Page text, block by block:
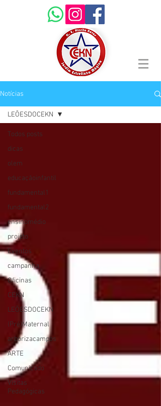
Notícias
Todos posts
dicas
olem
educaçãoinfantil
fundamental1
fundamental2
ensinomédio
projeto
Eventos
campanha
Oficinas
CEKN
LEÕESDOCEKN
(Pré)Maternal
arborizacampos
ARTE
Comunicado
Visitas
Pedagógicas
LEÕESDOCEKN